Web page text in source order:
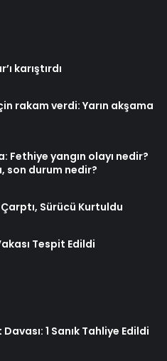
karıştırdı
rakam verdi: Yarın akşama
Fethiye yangın olayı nedir?
son durum nedir?
Sürücü Kurtuldu
Tespit Edildi
1 Sanık Tahliye Edildi